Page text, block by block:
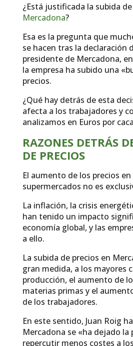
¿Está justificada la subida
Mercadona?
Esa es la pregunta que
se hacen tras la declaración
presidente de Mercadona,
la empresa ha subido una
precios.
¿Qué hay detrás de esta
afecta a los trabajadores y
analizamos en Euros por
RAZONES DETRÁS
DE PRECIOS
El aumento de los precios en
supermercados no es
La inflación, la crisis
han tenido un impacto
economía global, y las
a ello.
La subida de precios en
gran medida, a los mayores
producción, el aumento de
materias primas y el
de los trabajadores.
En este sentido, Juan Roig
Mercadona se «ha dejado la
repercutir menos costes a